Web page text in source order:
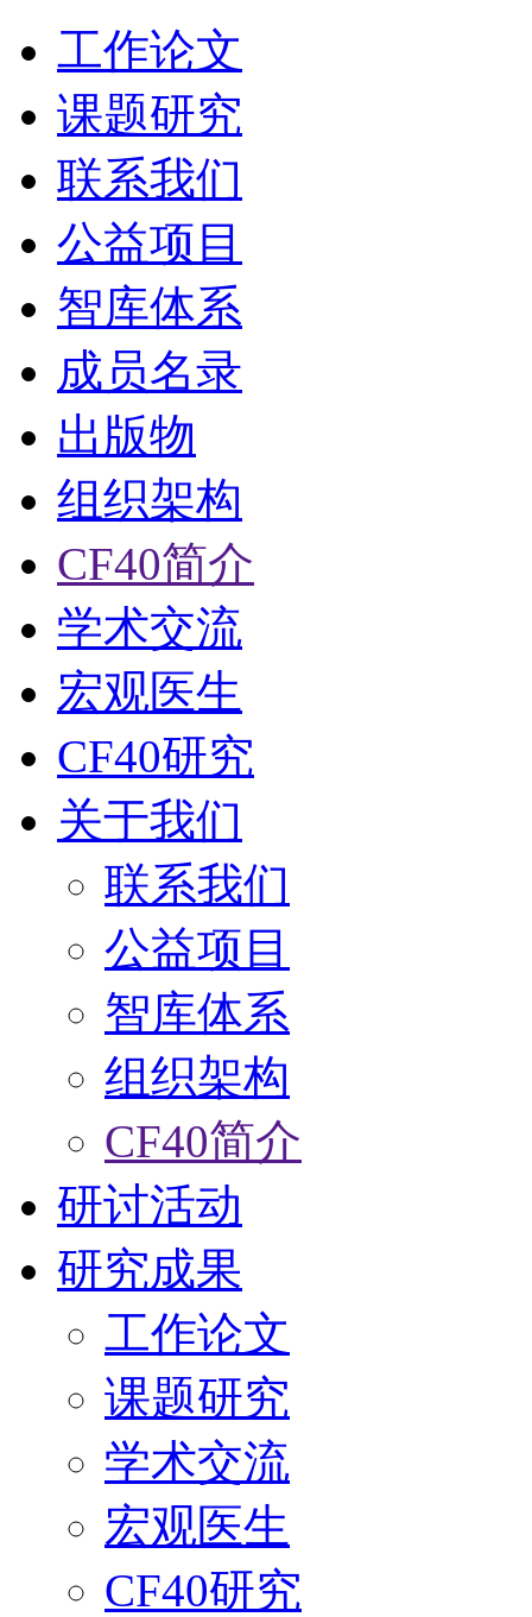
工作论文
课题研究
联系我们
公益项目
智库体系
成员名录
出版物
组织架构
CF40简介
学术交流
宏观医生
CF40研究
关于我们
联系我们
公益项目
智库体系
组织架构
CF40简介
研讨活动
研究成果
工作论文
课题研究
学术交流
宏观医生
CF40研究